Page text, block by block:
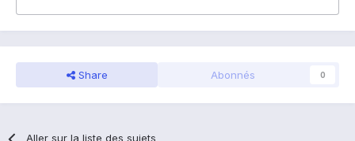
Share Abonnés 0
Aller sur la liste des sujets